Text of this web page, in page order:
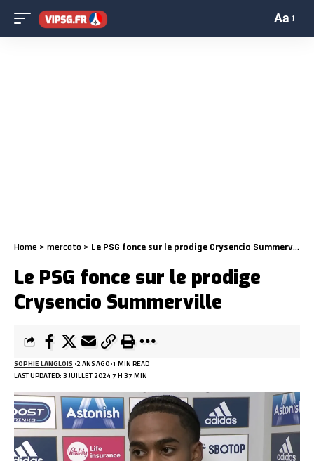
Aa
Home > mercato > Le PSG fonce sur le prodige Crysencio Summerville
Le PSG fonce sur le prodige
Crysencio Summerville
LAST UPDATED: 3 JUILLET 2024 7 H 37 MIN
SOPHIE LANGLOIS 2 ANS AGO 1 MIN READ